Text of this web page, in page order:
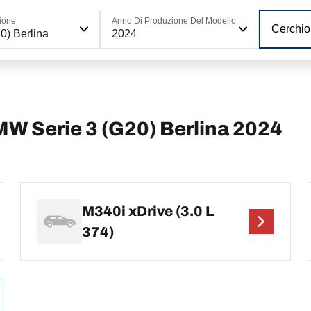
Berlina
Anno Di Produzione Del Modello
2024 Cerchio
Serie 3 (G20) Berlina 2024
M340i xDrive (3.0 L
374)